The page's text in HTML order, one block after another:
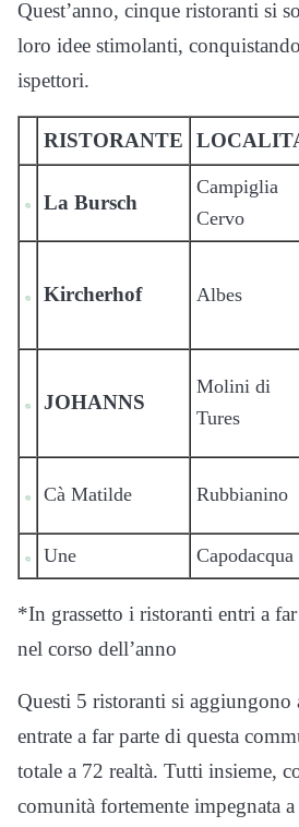
Quest’anno, cinque ristoranti si
loro idee stimolanti,
ispettori.
RISTORANTE
La Bursch
Campiglia
Cervo
Kircherhof Albes
JOHANNS
Molini di
Tures
Cà Matilde Rubbianino
Une Capodacqua
*In grassetto i ristoranti entri a
nel corso dell’anno
Questi 5 ristoranti si aggiungono
entrate a far parte di questa
totale a 72 realtà. Tutti insieme,
comunità fortemente impegnata